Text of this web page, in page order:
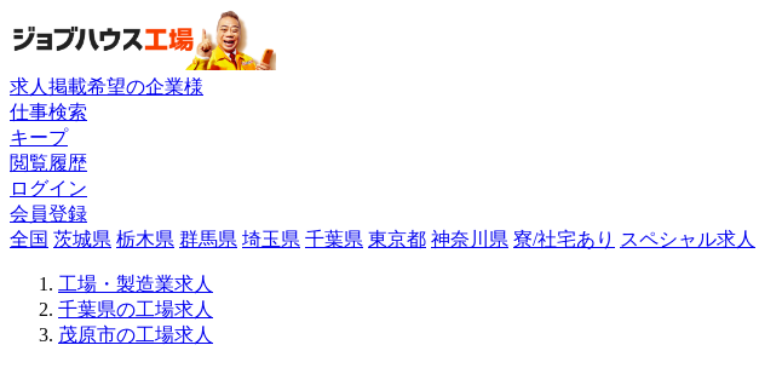
求人掲載希望の企業様
仕事検索
キープ
閲覧履歴
ログイン
会員登録
全国 茨城県 栃木県 群馬県 埼玉県 千葉県 東京都 神奈川県 寮/社宅あり スペシャル求人
工場・製造業求人
千葉県の工場求人
茂原市の工場求人